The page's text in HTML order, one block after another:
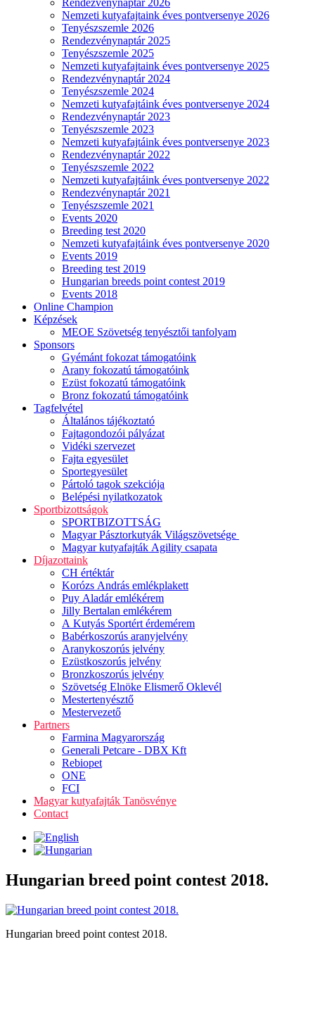
Rendezvénynaptár 2026
Nemzeti kutyafajtaink éves pontversenye 2026
Tenyészszemle 2026
Rendezvénynaptár 2025
Tenyészszemle 2025
Nemzeti kutyafajtaink éves pontversenye 2025
Rendezvénynaptár 2024
Tenyészszemle 2024
Nemzeti kutyafajtáink éves pontversenye 2024
Rendezvénynaptár 2023
Tenyészszemle 2023
Nemzeti kutyafajtáink éves pontversenye 2023
Rendezvénynaptár 2022
Tenyészszemle 2022
Nemzeti kutyafajtáink éves pontversenye 2022
Rendezvénynaptár 2021
Tenyészszemle 2021
Events 2020
Breeding test 2020
Nemzeti kutyafajtáink éves pontversenye 2020
Events 2019
Breeding test 2019
Hungarian breeds point contest 2019
Events 2018
Online Champion
Képzések
MEOE Szövetség tenyésztői tanfolyam
Sponsors
Gyémánt fokozat támogatóink
Arany fokozatú támogatóink
Ezüst fokozatú támogatóink
Bronz fokozatú támogatóink
Tagfelvétel
Általános tájékoztató
Fajtagondozói pályázat
Vidéki szervezet
Fajta egyesület
Sportegyesület
Pártoló tagok szekciója
Belépési nyilatkozatok
Sportbizottságok
SPORTBIZOTTSÁG
Magyar Pásztorkutyák Világszövetsége
Magyar kutyafajták Agility csapata
Díjazottaink
CH értéktár
Korózs András emlékplakett
Puy Aladár emlékérem
Jilly Bertalan emlékérem
A Kutyás Sportért érdemérem
Babérkoszorús aranyjelvény
Aranykoszorús jelvény
Ezüstkoszorús jelvény
Bronzkoszorús jelvény
Szövetség Elnöke Elismerő Oklevél
Mestertenyésztő
Mestervezető
Partners
Farmina Magyarország
Generali Petcare - DBX Kft
Rebiopet
ONE
FCI
Magyar kutyafajták Tanösvénye
Contact
Hungarian breed point contest 2018.
Hungarian breed point contest 2018.